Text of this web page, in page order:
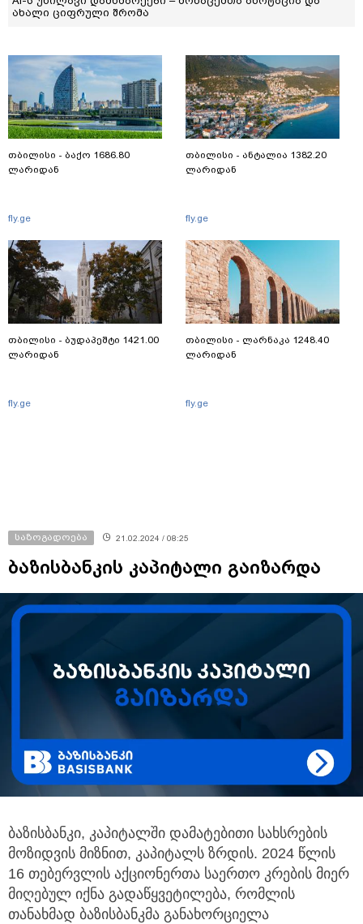
ახალი ციფრული შრომა
თბილისი - ბაქო 1686.80
ლარიდან
fly.ge
თბილისი - ბუდაპეშტი 1421.00
ლარიდან
fly.ge
თბილისი - ანტალია 1382.20
ლარიდან
fly.ge
თბილისი - ლარნაკა 1248.40
ლარიდან
fly.ge
საზოგადოება 21.02.2024 / 08:25
ბაზისბანკის კაპიტალი გაიზარდა
ბაზისბანკი, კაპიტალში დამატებითი სახსრების
მოზიდვის მიზნით, კაპიტალს ზრდის. 2024 წლის
16 თებერვლის აქციონერთა საერთო კრების მიერ
მიღებულ იქნა გადაწყვეტილება, რომლის
თანახმად ბაზისბანკმა განახორციელა